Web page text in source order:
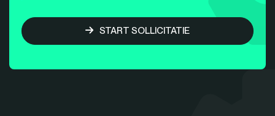
START SOLLICITATIE